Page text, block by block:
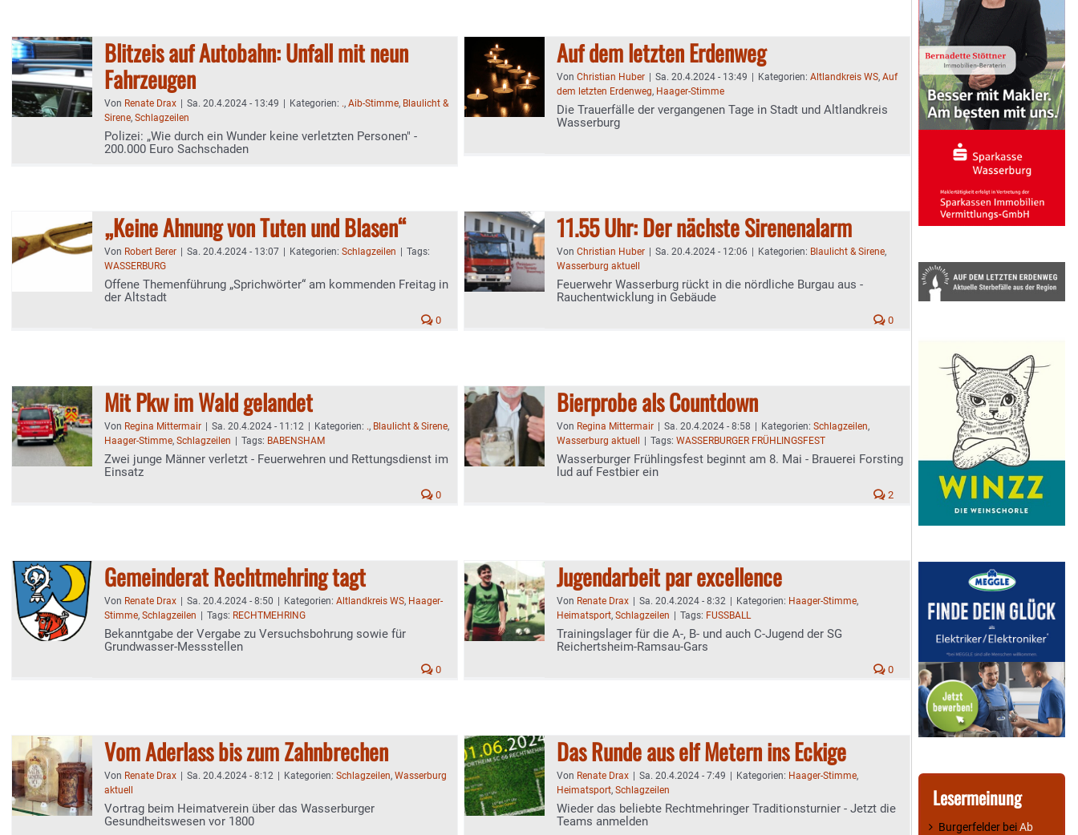
Blitzeis auf Autobahn: Unfall mit neun
Fahrzeugen
Von Renate Drax Sa. 20.4.2024 - 13:49 Kategorien: ., Aib-Stimme, Blaulicht &
Sirene, Schlagzeilen
Polizei: „Wie durch ein Wunder keine verletzten Personen" -
200.000 Euro Sachschaden
Auf dem letzten Erdenweg
Von Christian Huber Sa. 20.4.2024 - 13:49 Kategorien: Altlandkreis WS, Auf
dem letzten Erdenweg, Haager-Stimme
Die Trauerfälle der vergangenen Tage in Stadt und Altlandkreis
Wasserburg
„Keine Ahnung von Tuten und Blasen“
Von Robert Berer Sa. 20.4.2024 - 13:07 Kategorien: Schlagzeilen
Tags:
WASSERBURG
Offene Themenführung „Sprichwörter“ am kommenden Freitag in
der Altstadt
0
11.55 Uhr: Der nächste Sirenenalarm
Von Christian Huber Sa. 20.4.2024 - 12:06 Kategorien: Blaulicht & Sirene,
Wasserburg aktuell
Feuerwehr Wasserburg rückt in die nördliche Burgau aus -
Rauchentwicklung in Gebäude
0
Mit Pkw im Wald gelandet
Von Regina Mittermair Sa. 20.4.2024 - 11:12 Kategorien: ., Blaulicht & Sirene,
Haager-Stimme, Schlagzeilen Tags: BABENSHAM
Zwei junge Männer verletzt - Feuerwehren und Rettungsdienst im
Einsatz
0
Bierprobe als Countdown
Von Regina Mittermair Sa. 20.4.2024 - 8:58 Kategorien: Schlagzeilen,
Wasserburg aktuell
Tags: WASSERBURGER FRÜHLINGSFEST
Wasserburger Frühlingsfest beginnt am 8. Mai - Brauerei Forsting
lud auf Festbier ein
2
Gemeinderat Rechtmehring tagt
Von Renate Drax Sa. 20.4.2024 - 8:50 Kategorien: Altlandkreis WS, Haager-
Stimme, Schlagzeilen Tags: RECHTMEHRING
Bekanntgabe der Vergabe zu Versuchsbohrung sowie für
Grundwasser-Messstellen
0
Jugendarbeit par excellence
Von Renate Drax Sa. 20.4.2024 - 8:32 Kategorien: Haager-Stimme,
Heimatsport, Schlagzeilen Tags: FUSSBALL
Trainingslager für die A-, B- und auch C-Jugend der SG
Reichertsheim-Ramsau-Gars
0
Vom Aderlass bis zum Zahnbrechen
Von Renate Drax Sa. 20.4.2024 - 8:12 Kategorien: Schlagzeilen, Wasserburg
aktuell
Vortrag beim Heimatverein über das Wasserburger
Gesundheitswesen vor 1800
Das Runde aus elf Metern ins Eckige
Von Renate Drax Sa. 20.4.2024 - 7:49 Kategorien: Haager-Stimme,
Heimatsport, Schlagzeilen
Wieder das beliebte Rechtmehringer Traditionsturnier - Jetzt die
Teams anmelden
Lesermeinung
Burgerfelder beiAb